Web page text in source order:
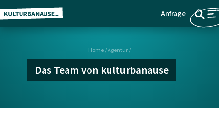
Z
u
Menü
Anfrage
Home/Agentur/
Das Team von kulturbanause